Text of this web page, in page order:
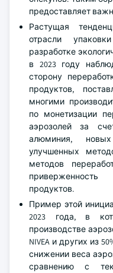
предоставляет
Растущая
отрасли
разработке
в 2023 году
сторону
продуктов,
многими
по монетизации
аэрозолей за
алюминия,
улучшенных
методов
приверженность
продуктов.
Пример этой
2023 года, в
производстве
NIVEA и других из
снижении веса
сравнению с